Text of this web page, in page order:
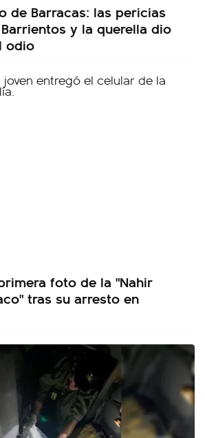
de Barracas: las pericias
y la querella dio
odio
foto de la "Nahir
tras su arresto en